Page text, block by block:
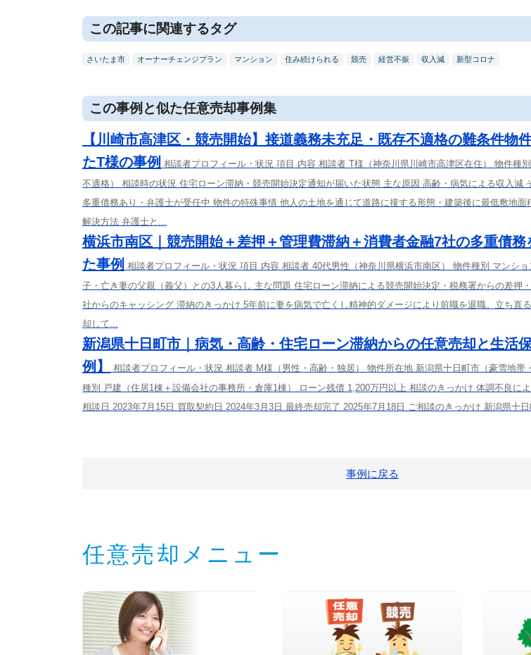
この記事に関連するタグ
さいたま市 オーナーチェンジプラン マンション 住み続けられる 競売 経営不振 収入減 新型コロナ
この事例と似た任意売却事例集
【川崎市高津区・競売開始】接道義務未充足・既存不適格の難条件物
たT様の事例 相談者プロフィール・状況 項目 内容 相談者 T様（神奈川県川崎市高津区在住） 物件種
不適格） 相談時の状況 住宅ローン滞納・競売開始決定通知が届いた状態 主な原因 高齢・病気による収入減
多重債務あり・弁護士が受任中 物件の特殊事情 他人の土地を通じて道路に接する形態・建築後に最低敷地
解決方法 弁護士と...
横浜市南区｜競売開始＋差押＋管理費滞納＋消費者金融7社の多重債務
た事例 相談者プロフィール・状況 項目 内容 相談者 40代男性（神奈川県横浜市南区） 物件種別 マンシ
子・亡き妻の父親（義父）との3人暮らし 主な問題 住宅ローン滞納による競売開始決定・税務署からの差押
社からのキャッシング 滞納のきっかけ 5年前に妻を病気で亡くし精神的ダメージにより前職を退職。立ち直
却して...
新潟県十日町市｜病気・高齢・住宅ローン滞納からの任意売却と生活
例】
相談者プロフィール・状況 相談者 M様（男性・高齢・独居） 物件所在地 新潟県十日町市（豪雪地帯
種別 戸建（住居1棟＋設備会社の事務所・倉庫1棟） ローン残債 1,200万円以上 相談のきっかけ 体調不良に
相談日 2023年7月15日 買取契約日 2024年3月3日 最終売却完了 2025年7月18日 ご相談のきっかけ 新潟県十
事例に戻る
任意売却メニュー